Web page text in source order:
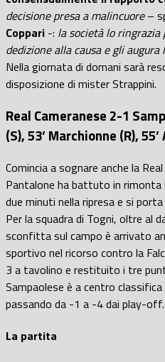
decisione presa a malincuore–
Coppari -: la società lo ringrazia
dedizione alla causa e gli
Nella giornata di domani sarà
disposizione di mister Strappini.
Real Cameranese 2-1
(S), 53’ Marchionne (R),
Comincia a sognare anche la
Pantalone ha battuto in rimonta
due minuti nella ripresa e si
Per la squadra di Togni, oltre al
sconfitta sul campo è arrivato
sportivo nel ricorso contro la
3 a tavolino e restituito i tre
Sampaolese è a centro
passando da -1 a -4 dai play-off.
La partita